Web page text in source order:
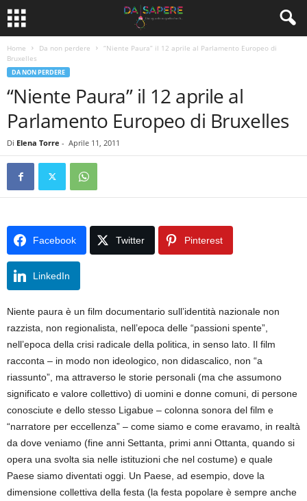
Home Da non perdere
“Niente Paura” il 12 aprile al Parlamento Europeo di
Bruxelles
DA NON PERDERE
“Niente Paura” il 12 aprile al
Parlamento Europeo di Bruxelles
Di Elena Torre - Aprile 11, 2011
Facebook Twitter Pinterest
LinkedIn
Niente paura è un film documentario sull’identità nazionale non
razzista, non regionalista, nell’epoca delle “passioni spente”,
nell’epoca della crisi radicale della politica, in senso lato. Il film
racconta – in modo non ideologico, non didascalico, non “a
riassunto”, ma attraverso le storie personali (ma che assumono
significato e valore collettivo) di uomini e donne comuni, di persone
conosciute e dello stesso Ligabue – colonna sonora del film e
“narratore per eccellenza” – come siamo e come eravamo, in realtà
da dove veniamo (fine anni Settanta, primi anni Ottanta, quando si
opera una svolta sia nelle istituzioni che nel costume) e quale
Paese siamo diventati oggi. Un Paese, ad esempio, dove la
dimensione collettiva della festa (la festa popolare è sempre anche